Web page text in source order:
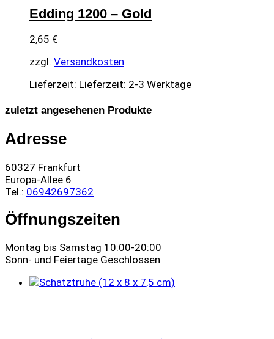
Edding 1200 – Gold
2,65 €
zzgl. Versandkosten
Lieferzeit: Lieferzeit: 2-3 Werktage
zuletzt angesehenen Produkte
Adresse
60327 Frankfurt
Europa-Allee 6
Tel.: 06942697362
Öffnungszeiten
Montag bis Samstag 10:00-20:00
Sonn- und Feiertage Geschlossen